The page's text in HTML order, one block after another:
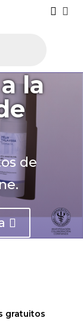
 
la
de
gratuitos